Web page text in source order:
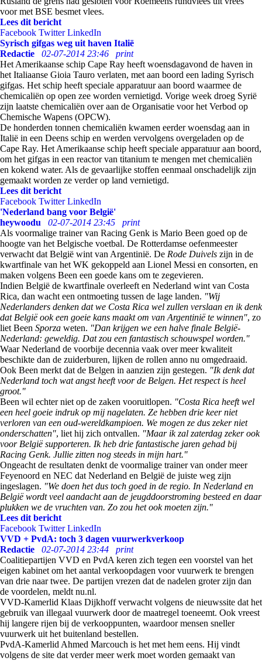
voor met BSE besmet vlees.
Lees dit bericht
Facebook Twitter LinkedIn
Syrisch gifgas weg uit haven Italië
Redactie
02-07-2014 23:46
print
Het Amerikaanse schip Cape Ray heeft woensdagavond de haven in
het Italiaanse Gioia Tauro verlaten, met aan boord een lading Syrisch
gifgas. Het schip heeft speciale apparatuur aan boord waarmee de
chemicaliën op open zee worden vernietigd. Vorige week droeg Syrië
zijn laatste chemicaliën over aan de Organisatie voor het Verbod op
Chemische Wapens (OPCW).
De honderden tonnen chemicaliën kwamen eerder woensdag aan in
Italië in een Deens schip en werden vervolgens overgeladen op de
Cape Ray. Het Amerikaanse schip heeft speciale apparatuur aan boord,
om het gifgas in een reactor van titanium te mengen met chemicaliën
en kokend water. Als de gevaarlijke stoffen eenmaal onschadelijk zijn
gemaakt worden ze verder op land vernietigd.
Lees dit bericht
Facebook Twitter LinkedIn
'Nederland bang voor België'
heywoodu
02-07-2014 23:45
print
Als voormalige trainer van Racing Genk is Mario Been goed op de
hoogte van het Belgische voetbal. De Rotterdamse oefenmeester
verwacht dat België wint van Argentinië. De Rode Duivels zijn in de
kwartfinale van het WK gekoppeld aan Lionel Messi en consorten, en
maken volgens Been een goede kans om te zegevieren.
Indien België de kwartfinale overleeft en Nederland wint van Costa
Rica, dan wacht een ontmoeting tussen de lage landen. "Wij
Nederlanders denken dat we Costa Rica wel zullen verslaan en ik denk
dat België ook een goeie kans maakt om van Argentinië te winnen", zo
liet Been Sporza weten. "Dan krijgen we een halve finale België-
Nederland: geweldig. Dat zou een fantastisch schouwspel worden."
Waar Nederland de voorbije decennia vaak over meer kwaliteit
beschikte dan de zuiderburen, lijken de rollen anno nu omgedraaid.
Ook Been merkt dat de Belgen in aanzien zijn gestegen. "Ik denk dat
Nederland toch wat angst heeft voor de Belgen. Het respect is heel
groot."
Been wil echter niet op de zaken vooruitlopen. "Costa Rica heeft wel
een heel goeie indruk op mij nagelaten. Ze hebben drie keer niet
verloren van een oud-wereldkampioen. We mogen ze dus zeker niet
onderschatten", liet hij zich ontvallen. "Maar ik zal zaterdag zeker ook
voor België supporteren. Ik heb drie fantastische jaren gehad bij
Racing Genk. Jullie zitten nog steeds in mijn hart."
Ongeacht de resultaten denkt de voormalige trainer van onder meer
Feyenoord en NEC dat Nederland en België de juiste weg zijn
ingeslagen. "We doen het dus toch goed in de regio. In Nederland en
België wordt veel aandacht aan de jeugddoorstroming besteed en daar
plukken we de vruchten van. Zo zou het ook moeten zijn."
Lees dit bericht
Facebook Twitter LinkedIn
VVD + PvdA: toch 3 dagen vuurwerkverkoop
Redactie
02-07-2014 23:44
print
Coalitiepartijen VVD en PvdA keren zich tegen een voorstel van het
eigen kabinet om het aantal verkoopdagen voor vuurwerk te brengen
van drie naar twee. De partijen vrezen dat de nadelen groter zijn dan
de voordelen, meldt nu.nl.
VVD-Kamerlid Klaas Dijkhoff verwacht volgens de nieuwssite dat het
gebruik van illegaal vuurwerk door de maatregel toeneemt. Ook vreest
hij langere rijen bij de verkooppunten, waardoor mensen sneller
vuurwerk uit het buitenland bestellen.
PvdA-Kamerlid Ahmed Marcouch is het met hem eens. Hij vindt
volgens de site dat verder meer werk moet worden gemaakt van